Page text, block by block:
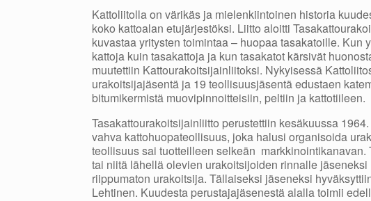
Kattoliitolla on värikäs ja mielenkiintoinen historia
koko kattoalan etujärjestöksi. Liitto aloitti
kuvastaa yritysten toimintaa – huopaa tasakatoille. Kun
kattoja kuin tasakattoja ja kun tasakatot kärsivät
muutettiin Kattourakoitsijainliitoksi. Nykyisessä
urakoitsijajäsentä ja 19 teollisuusjäsentä edustaen
bitumikermistä muovipinnoitteisiin, peltiin ja kattotiileen.
Tasakattourakoitsijainliitto perustettiin kesäkuussa
vahva kattohuopateollisuus, joka halusi organisoida
teollisuus sai tuotteilleen selkeän markkinointikanavan.
tai niitä lähellä olevien urakoitsijoiden rinnalle
riippumaton urakoitsija. Tällaiseksi jäseneksi
Lehtinen. Kuudesta perustajajäsenestä alalla toimii